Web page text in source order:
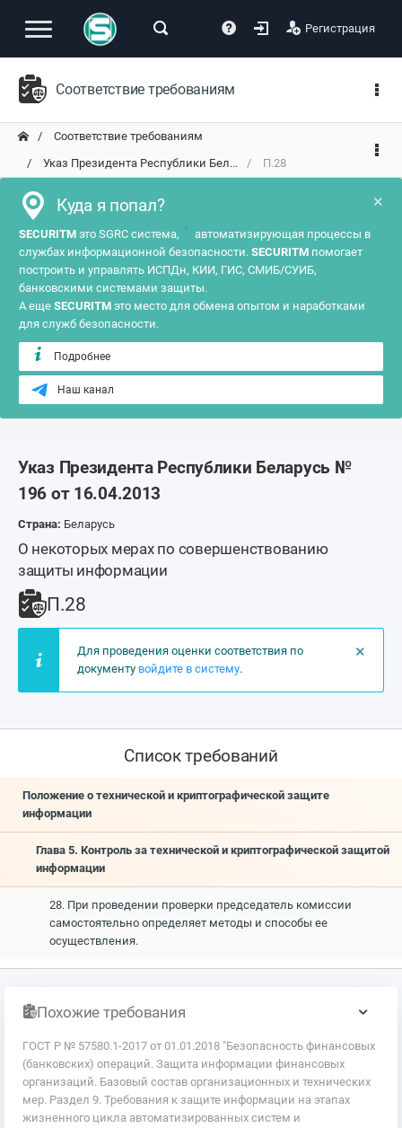
Регистрация
Соответствие требованиям
Соответствие требованиям
Указ Президента Республики Бел...
П.28
×
Куда я попал?
SECURITM это SGRC система, ?
автоматизирующая процессы в
службах информационной безопасности. SECURITM помогает
построить и управлять ИСПДн, КИИ, ГИС, СМИБ/СУИБ,
банковскими системами защиты.
А еще SECURITM это место для обмена опытом и наработками
для служб безопасности.
Подробнее
Наш канал
Указ Президента Республики Беларусь №
196 от 16.04.2013
Страна: Беларусь
О некоторых мерах по совершенствованию
защиты информации
П.28
×
Для проведения оценки соответствия по
документу войдите в систему.
Список требований
Положение о технической и криптографической защите
информации
Глава 5. Контроль за технической и криптографической защитой
информации
28. При проведении проверки председатель комиссии
самостоятельно определяет методы и способы ее
осуществления.
Похожие требования
ГОСТ Р № 57580.1-2017 от 01.01.2018 "Безопасность финансовых
(банковских) операций. Защита информации финансовых
организаций. Базовый состав организационных и технических
мер. Раздел 9. Требования к защите информации на этапах
жизненного цикла автоматизированных систем и